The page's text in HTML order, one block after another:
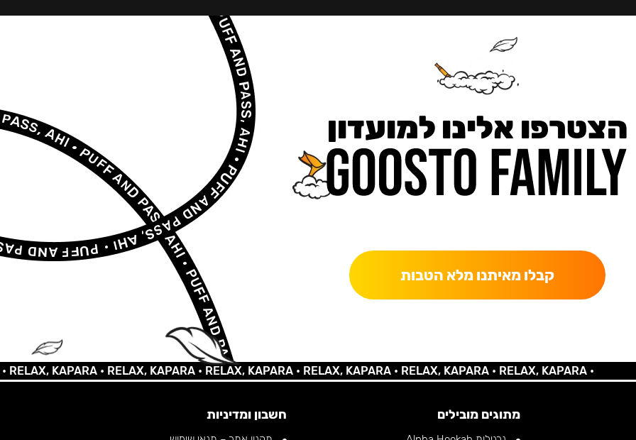
הצטרפו אלינו למועדון
קבלו מאיתנו מלא הטבות
KAPARA •RELAX, KAPARA •RELAX, KAPARA •RELAX, KAPARA •RELAX, KAPARA •RELAX, KAPARA •
מתוגים מובילים חשבון ומדיניות